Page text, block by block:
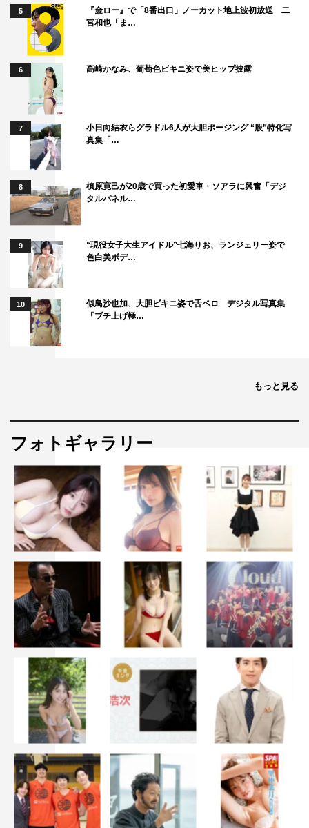
『ブギウギ』三浦誠己©NHK
お話を頂いたとき、学生時代に毎朝「朝ドラ」を楽しんで
いた、かつての実家のリビングの風景が脳裏に浮かびまし
す。
私が演じる矢崎は、村山トミ社長の秘書であり使者とし
て、東京と大阪を何往復もします。当時は列車で8時間か
かったそうです。トミ社長のため、村山興業のために生き
る実直な矢崎を、戦後の激動を生きた人々のたくましさ優
『ブギウギ』みのすけ©NHK
5
『金ロー』で「8番出口」ノーカット地上波初放送 二
宮和也「ま…
6 高崎かなみ、葡萄色ビキニ姿で美ヒップ披露
7
小日向結衣らグラドル6人が大胆ポージング “股”特化写
真集「…
8
槙原寛己が20歳で買った初愛車・ソアラに興奮「デジ
タルパネル…
9
“現役女子大生アイドル”七海りお、ランジェリー姿で
色白美ボデ…
10
似鳥沙也加、大胆ビキニ姿で舌ペロ デジタル写真集
「ブチ上げ極…
もっと見る
フォトギャラリー